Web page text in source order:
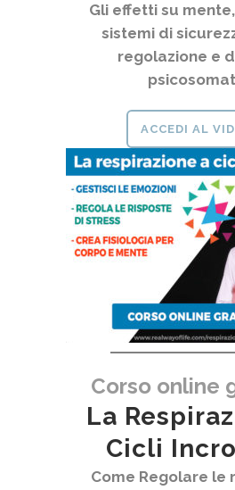
Gli effetti su
sistemi di
regolazione e
ACCEDI AL
Corso online
La
Cicli
Come Regolare le